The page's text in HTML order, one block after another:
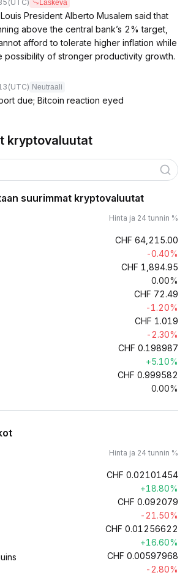
(UTC) Laskeva
President Alberto Musalem said that
above the central bank’s 2% target,
afford to tolerate higher inflation while
possibility of stronger productivity growth.
(UTC) Neutraali
due; Bitcoin reaction eyed
kryptovaluutat
suurimmat kryptovaluutat
Hinta ja 24 tunnin %
CHF 64,215.00
-0.40%
CHF 1,894.95
0.00%
CHF 72.49
-1.20%
CHF 1.019
-2.30%
CHF 0.198987
+5.10%
CHF 0.999582
0.00%
Hinta ja 24 tunnin %
CHF 0.02101454
+18.80%
CHF 0.092079
-21.50%
CHF 0.01256622
+16.60%
CHF 0.00597968
-2.80%